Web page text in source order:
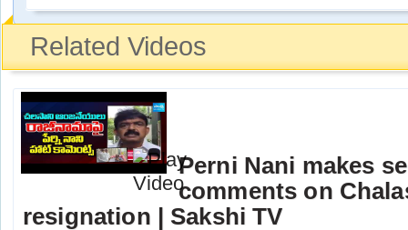
Related Videos
Perni Nani makes
comments on
resignation | Sakshi TV